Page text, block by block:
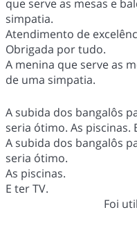
que serve as mesas e
simpatia.
Atendimento de
Obrigada por tudo.
A menina que serve as
de uma simpatia.
A subida dos bangalôs
seria ótimo. As piscinas.
A subida dos bangalôs
seria ótimo.
As piscinas.
E ter TV.
Foi